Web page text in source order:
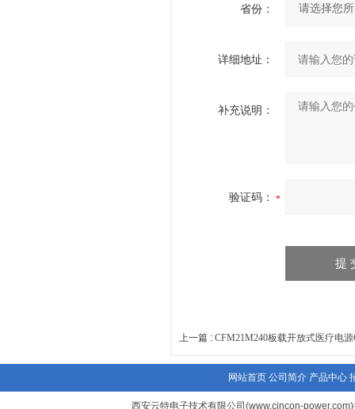
省份：
详细地址：
补充说明：
验证码：
上一篇 : CFM21M240板载开放式医疗电
网站首页 公司简介 产品中心
西安云特电子技术有限公司(www.cincon-